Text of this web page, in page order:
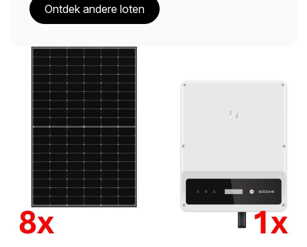
Ontdek andere loten